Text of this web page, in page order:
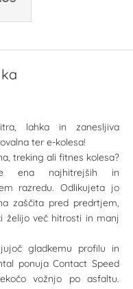
lahka in zanesljiva
ter e-kolesa!
treking ali fitnes kolesa?
ena najhitrejših in
razredu. Odlikujeta jo
zaščita pred predrtjem,
želijo več hitrosti in manj
gladkemu profilu in
ponuja Contact Speed
vožnjo po asfaltu.